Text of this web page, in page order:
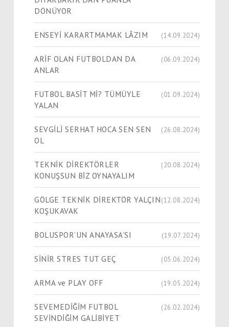
DÖNÜYOR
ENSEYİ KARARTMAMAK LÂZIM (14.09.2024)
ARİF OLAN FUTBOLDAN DA
ANLAR
(06.09.2024)
FUTBOL BASİT Mİ? TÜMÜYLE
YALAN
(01.09.2024)
SEVGİLİ SERHAT HOCA SEN SEN
OL
(26.08.2024)
TEKNİK DİREKTÖRLER
KONUŞSUN BİZ OYNAYALIM
(20.08.2024)
GÖLGE TEKNİK DİREKTÖR YALÇIN
KOŞUKAVAK
(12.08.2024)
BOLUSPOR’UN ANAYASA’SI (19.07.2024)
SİNİR STRES TUT GEÇ (05.06.2024)
ARMA ve PLAY OFF (19.05.2024)
SEVEMEDİĞİM FUTBOL
SEVİNDİĞİM GALİBİYET
(26.02.2024)